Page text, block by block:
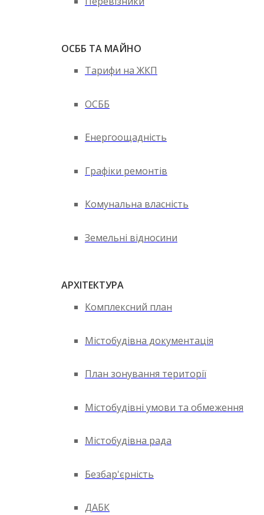
ОСББ ТА МАЙНО
Тарифи на ЖКП
ОСББ
Енергоощадність
Графіки ремонтів
Комунальна власність
Земельні відносини
АРХІТЕКТУРА
Комплексний план
Містобудівна документація
План зонування території
Містобудівні умови та обмеження
Містобудівна рада
Безбар'єрність
ДАБК